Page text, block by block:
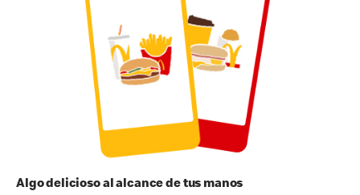
Algo delicioso al alcance de tus manos